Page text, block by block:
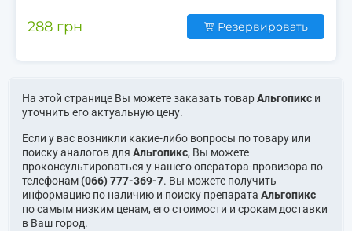
Резервировать
288 грн
На этой странице Вы можете заказать товарАльгопикс и
уточнить его актуальную цену.
Если у вас возникли какие-либо вопросы по товару или
поиску аналогов для Альгопикс, Вы можете
проконсультироваться у нашего оператора-провизора по
телефонам (066) 777-369-7. Вы можете получить
информацию по наличию и поиску препарата Альгопикс
по самым низким ценам, его стоимости и срокам доставки
в Ваш город.